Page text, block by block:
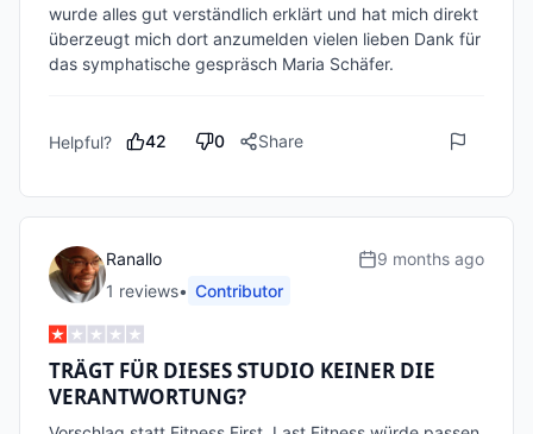
wurde alles gut verständlich erklärt und hat mich direkt
überzeugt mich dort anzumelden vielen lieben Dank für
das symphatische gespräsch Maria Schäfer.
Helpful? 42 0 Share
Ranallo
1 reviews• Contributor
9 months ago
TRÄGT FÜR DIESES STUDIO KEINER DIE
VERANTWORTUNG?